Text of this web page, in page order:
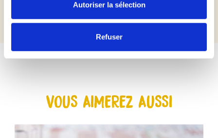
Autoriser la sélection
Refuser
VOUS AIMEREZ AUSSI